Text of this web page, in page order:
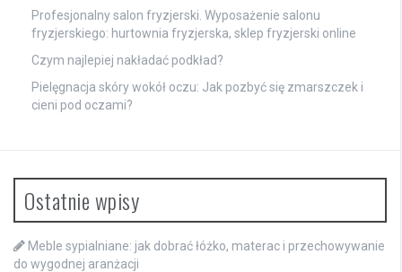
Profesjonalny salon fryzjerski. Wyposażenie salonu
fryzjerskiego: hurtownia fryzjerska, sklep fryzjerski online
Czym najlepiej nakładać podkład?
Pielęgnacja skóry wokół oczu: Jak pozbyć się zmarszczek i
cieni pod oczami?
Ostatnie wpisy
Meble sypialniane: jak dobrać łóżko, materac i przechowywanie
do wygodnej aranżacji